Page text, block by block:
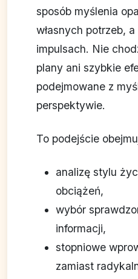
sposób myślenia
własnych potrzeb,
impulsach. Nie
plany ani szybkie
podejmowane z
perspektywie.
To podejście
analizę stylu
obciążeń,
wybór
informacji,
stopniowe
zamiast